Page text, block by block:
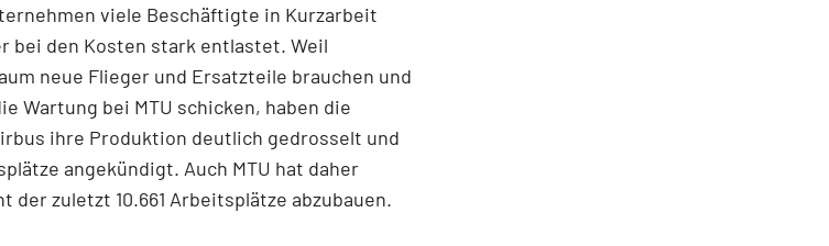
viele Beschäftigte in Kurzarbeit
bei den Kosten stark entlastet. Weil
neue Flieger und Ersatzteile brauchen und
Wartung bei MTU schicken, haben die
ihre Produktion deutlich gedrosselt und
angekündigt. Auch MTU hat daher
der zuletzt 10.661 Arbeitsplätze abzubauen.